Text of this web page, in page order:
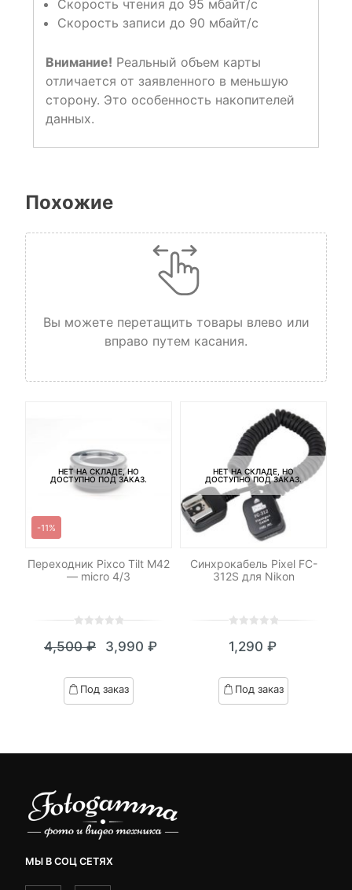
Скорость чтения до 95 мбайт/с
Скорость записи до 90 мбайт/с
Внимание! Реальный объем карты
отличается от заявленного в меньшую
сторону. Это особенность накопителей
данных.
Похожие
Вы можете перетащить товары влево или
вправо путем касания.
НЕТ НА СКЛАДЕ, НО
ДОСТУПНО ПОД ЗАКАЗ.
-11%
Переходник Pixco Tilt M42
— micro 4/3
out
based
on
4,500₽
Первоначальная
цена
составляла
3,990 ₽
Текущая
цена:
3,990 ₽.
Под заказ
НЕТ НА СКЛАДЕ, НО
ДОСТУПНО ПОД ЗАКАЗ.
Синхрокабель Pixel FC-
312S для Nikon
out
based
on
1,290 ₽
Под заказ
МЫ В СОЦ СЕТЯХ